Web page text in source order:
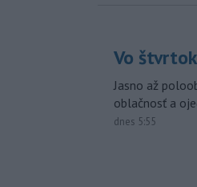
Vo
Jasno až
oblačnosť a
dnes 5:55